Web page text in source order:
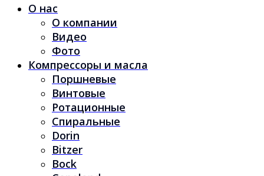
О нас
О компании
Видео
Фото
Компрессоры и масла
Поршневые
Винтовые
Ротационные
Спиральные
Dorin
Bitzer
Bock